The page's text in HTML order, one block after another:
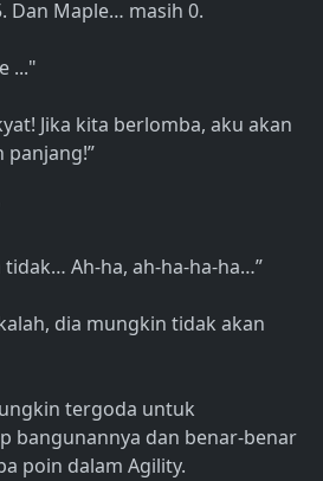
Dan Maple… masih 0.
..."
Jika kita berlomba, aku akan
panjang!”
tidak… Ah-ha, ah-ha-ha-ha…”
dia mungkin tidak akan
tergoda untuk
bangunannya dan benar-benar
poin dalam Agility.